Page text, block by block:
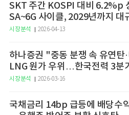
SKT 주간 KOSPI 대비 6.2%p
SA~6G 사이클, 2029년까지 대
예고
시장분석 2026-04-13
하나증권 "중동 분쟁 속 유연탄
LNG 원가 우위…한국전력 3분
승 전망"
시장분석 2026-03-16
국채금리 14bp 급등에 배당수